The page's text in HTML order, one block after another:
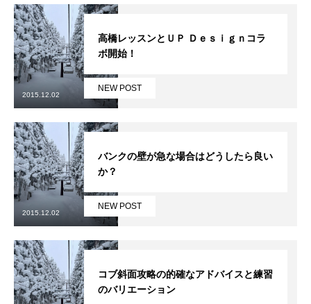
レッスン周辺に関して
お申し込みについて
動画で学ぶ
最新レッスン動画
レッスン動画一覧
コブ斜面の滑り方解説動画
無料プレゼント動画
プレゼント
プレゼント付メルマガ
NEW POST
高橋レッスンとＵＰ Ｄｅｓｉｇｎコラ
ボ開始！
2015.12.02
NEW POST
バンクの壁が急な場合はどうしたら良い
か？
2015.12.02
コブ斜面攻略の的確なアドバイスと練習
のバリエーション